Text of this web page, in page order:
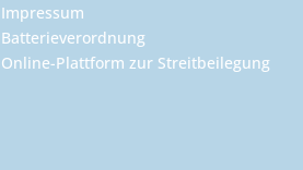
Impressum
Batterieverordnung
Online-Plattform zur Streitbeilegung